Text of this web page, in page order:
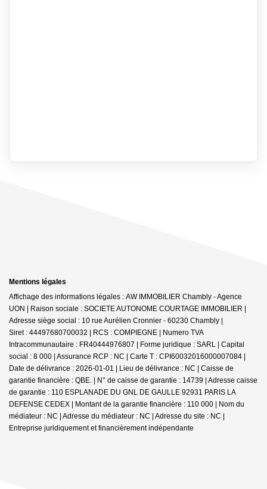
Mentions légales
Affichage des informations légales : AW IMMOBILIER Chambly - Agence
UON | Raison sociale : SOCIETE AUTONOME COURTAGE IMMOBILIER |
Adresse siège social : 10 rue Aurélien Cronnier - 60230 Chambly |
Siret : 44497680700032 | RCS : COMPIEGNE | Numero TVA
Intracommunautaire : FR40444976807 | Forme juridique : SARL | Capital
social : 8 000 | Assurance RCP : NC | Carte T : CPI60032016000007084 |
Date de délivrance : 2026-01-01 | Lieu de délivrance : NC | Caisse de
garantie financière : QBE. | N° de caisse de garantie : 14739 | Adresse caisse
de garantie : 110 ESPLANADE DU GNL DE GAULLE 92931 PARIS LA
DEFENSE CEDEX | Montant de la garantie financière : 110 000 | Nom du
médiateur : NC | Adresse du médiateur : NC | Adresse du site : NC |
Entreprise juridiquement et financièrement indépendante